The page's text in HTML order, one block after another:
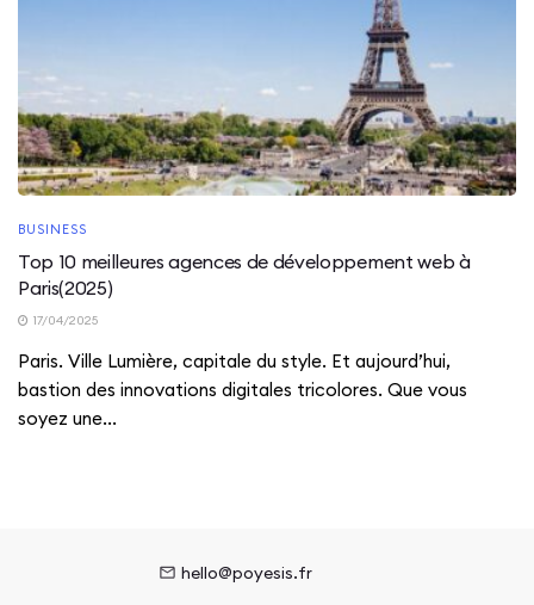
BUSINESS
Top 10 meilleures agences de développement web à
Paris(2025)
17/04/2025
Paris. Ville Lumière, capitale du style. Et aujourd’hui,
bastion des innovations digitales tricolores. Que vous
soyez une...
hello@poyesis.fr